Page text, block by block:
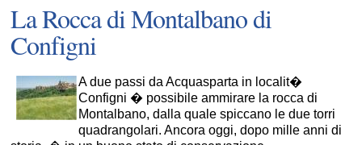
La Rocca di Montalbano di
Configni
A due passi da Acquasparta in localit�
Configni � possibile ammirare la rocca di
Montalbano, dalla quale spiccano le due torri
quadrangolari. Ancora oggi, dopo mille anni di